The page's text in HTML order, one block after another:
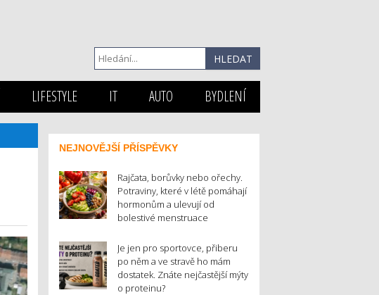
LIFESTYLE IT AUTO BYDLENÍ
NEJNOVĚJŠÍ PŘÍSPĚVKY
Rajčata, borůvky nebo ořechy.
Potraviny, které v létě pomáhají
hormonům a ulevují od
bolestivé menstruace
Je jen pro sportovce, přiberu
po něm a ve stravě ho mám
dostatek. Znáte nejčastější mýty
o proteinu?